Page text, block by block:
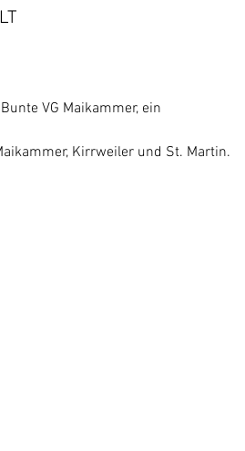
VG Maikammer, ein
Kirrweiler und St. Martin.